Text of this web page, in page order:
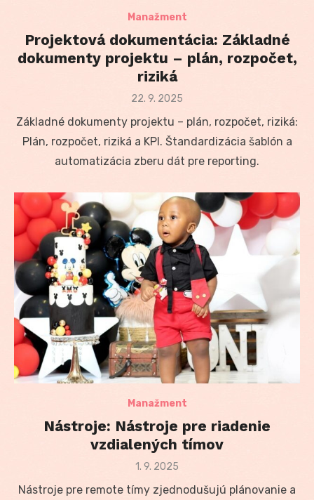
Manažment
Projektová dokumentácia: Základné
dokumenty projektu – plán, rozpočet,
riziká
Posted
22. 9. 2025
Základné dokumenty projektu – plán, rozpočet, riziká:
Plán, rozpočet, riziká a KPI. Štandardizácia šablón a
automatizácia zberu dát pre reporting.
Manažment
Nástroje: Nástroje pre riadenie
vzdialených tímov
Posted
1. 9. 2025
Nástroje pre remote tímy zjednodušujú plánovanie a